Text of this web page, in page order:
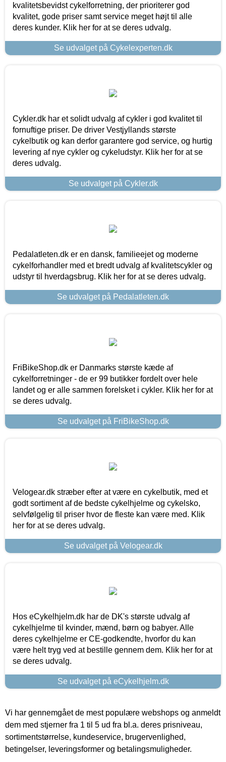
kvalitetsbevidst cykelforretning, der prioriterer god
kvalitet, gode priser samt service meget højt til alle
deres kunder. Klik her for at se deres udvalg.
Se udvalget på Cykelexperten.dk
Cykler.dk har et solidt udvalg af cykler i god kvalitet til
fornuftige priser. De driver Vestjyllands største
cykelbutik og kan derfor garantere god service, og hurtig
levering af nye cykler og cykeludstyr. Klik her for at se
deres udvalg.
Se udvalget på Cykler.dk
Pedalatleten.dk er en dansk, familieejet og moderne
cykelforhandler med et bredt udvalg af kvalitetscykler og
udstyr til hverdagsbrug. Klik her for at se deres udvalg.
Se udvalget på Pedalatleten.dk
FriBikeShop.dk er Danmarks største kæde af
cykelforretninger - de er 99 butikker fordelt over hele
landet og er alle sammen forelsket i cykler. Klik her for at
se deres udvalg.
Se udvalget på FriBikeShop.dk
Velogear.dk stræber efter at være en cykelbutik, med et
godt sortiment af de bedste cykelhjelme og cykelsko,
selvfølgelig til priser hvor de fleste kan være med. Klik
her for at se deres udvalg.
Se udvalget på Velogear.dk
Hos eCykelhjelm.dk har de DK's største udvalg af
cykelhjelme til kvinder, mænd, børn og babyer. Alle
deres cykelhjelme er CE-godkendte, hvorfor du kan
være helt tryg ved at bestille gennem dem. Klik her for at
se deres udvalg.
Se udvalget på eCykelhjelm.dk
Vi har gennemgået de mest populære webshops og anmeldt
dem med stjerner fra 1 til 5 ud fra bl.a. deres prisniveau,
sortimentstørrelse, kundeservice, brugervenlighed,
betingelser, leveringsformer og betalingsmuligheder.